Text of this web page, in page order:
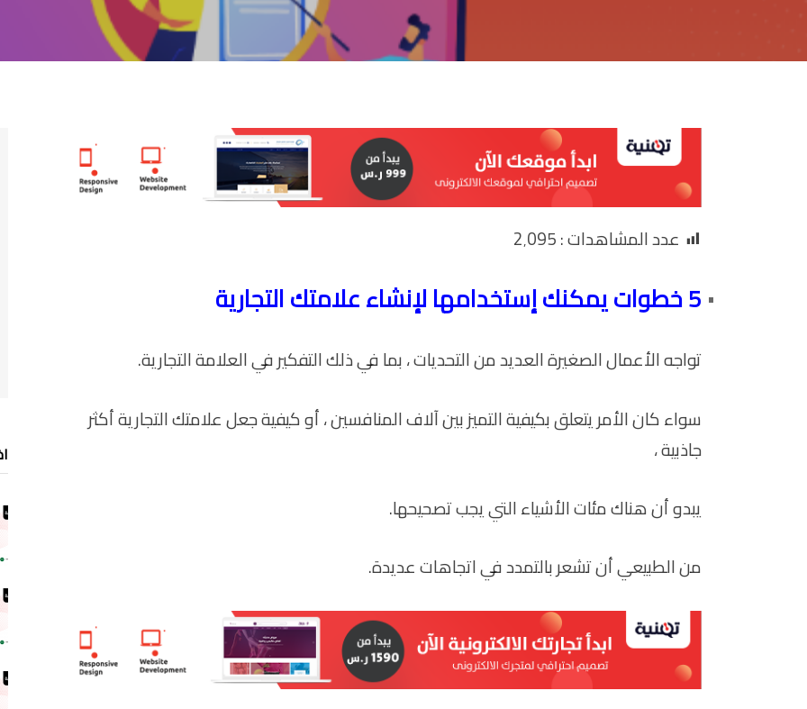
عدد المشاهدات :2٬095
5 خطوات يمكنك إستخدامها لإنشاء علامتك التجارية
تواجه الأعمال الصغيرة العديد من التحديات ، بما في ذلك التفكير في العلامة التجارية.
سواء كان الأمر يتعلق بكيفية التميز بين آلاف المنافسين ، أو كيفية جعل علامتك التجارية أكثر
جاذبية ،
يبدو أن هناك مئات الأشياء التي يجب تصحيحها.
من الطبيعي أن تشعر بالتمدد في اتجاهات عديدة.